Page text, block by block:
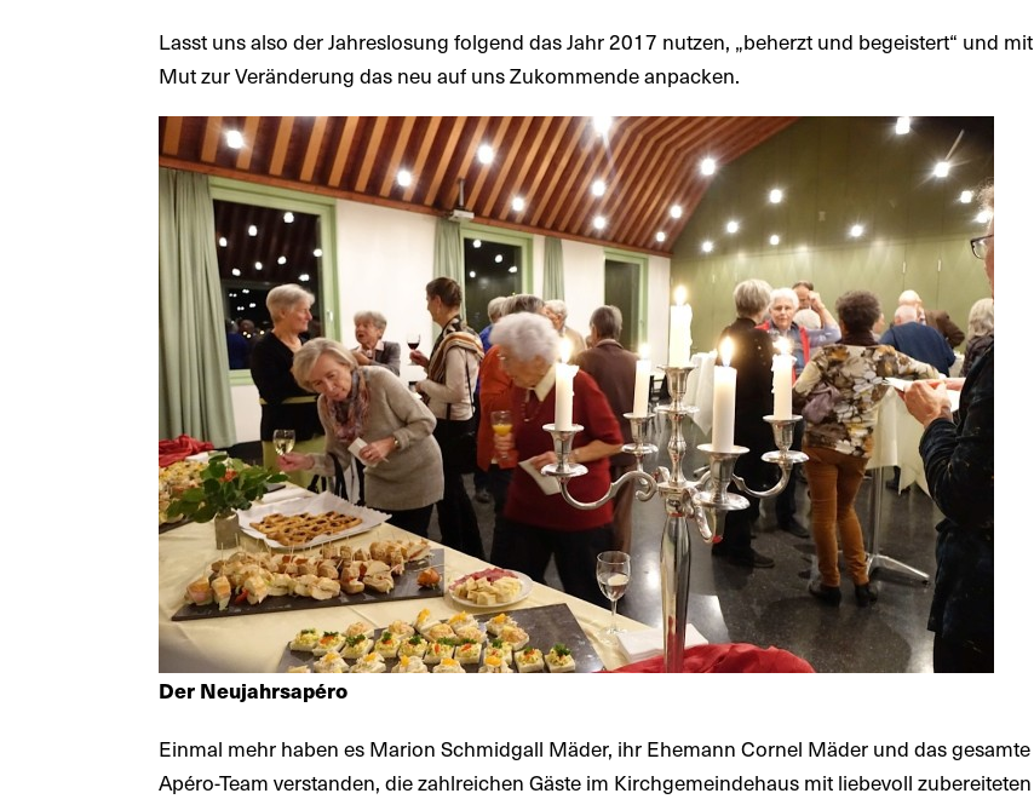
Lasst uns also der Jahreslosung folgend das Jahr 2017 nutzen, „beherzt und begeistert“ und mit
Mut zur Veränderung das neu auf uns Zukommende anpacken.
Der Neujahrsapéro
Einmal mehr haben es Marion Schmidgall Mäder, ihr Ehemann Cornel Mäder und das gesamte
Apéro-Team verstanden, die zahlreichen Gäste im Kirchgemeindehaus mit liebevoll zubereiteten